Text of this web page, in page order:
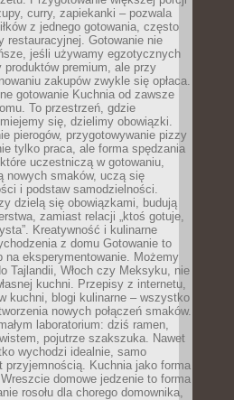
curry, zapiekanki – pozwala
z jednego gotowania, często
restauracyjnej. Gotowanie nie
jeśli używamy egzotycznych
produktów premium, ale przy
zakupów zwykle się opłaca.
gotowanie Kuchnia od zawsze
To przestrzeń, gdzie
się, dzielimy obowiązki.
pierogów, przygotowywanie pizzy
tylko praca, ale forma spędzania
uczestniczą w gotowaniu,
nowych smaków, uczą się
i podstaw samodzielności.
dzielą się obowiązkami, budują
zamiast relacji „ktoś gotuje,
Kreatywność i kulinarne
z domu Gotowanie to
na eksperymentowanie. Możemy
Tajlandii, Włoch czy Meksyku, nie
kuchni. Przepisy z internetu,
kuchni, blogi kulinarne – wszystko
nowych połączeń smaków.
laboratorium: dziś ramen,
pojutrze szakszuka. Nawet
wychodzi idealnie, samo
przyjemnością. Kuchnia jako forma
domowe jedzenie to forma
rosołu dla chorego domownika,